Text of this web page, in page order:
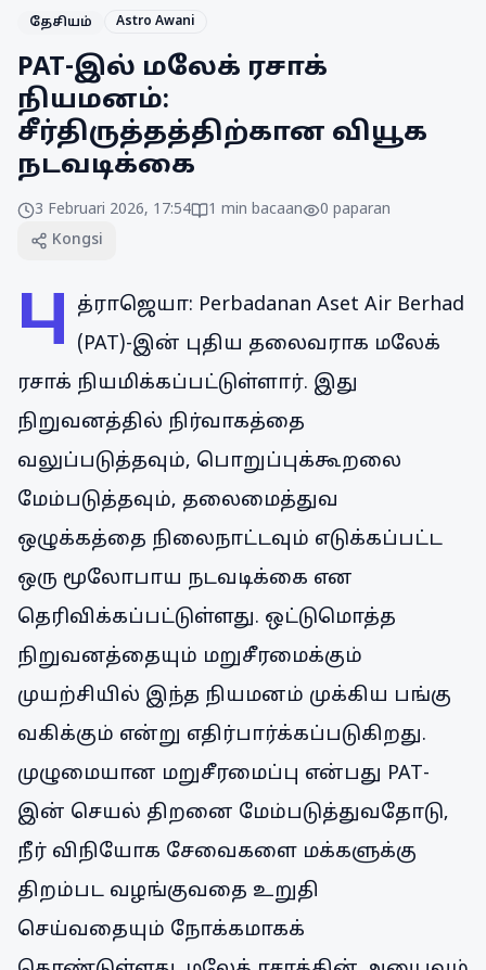
தேசியம் Astro Awani
PAT-இல் மலேக் ரசாக்
நியமனம்:
சீர்திருத்தத்திற்கான வியூக
நடவடிக்கை
3 Februari 2026, 17:54 1 min bacaan 0 paparan
Kongsi
பு த்ராஜெயா: Perbadanan Aset Air Berhad
(PAT)-இன் புதிய தலைவராக மலேக்
ரசாக் நியமிக்கப்பட்டுள்ளார். இது
நிறுவனத்தில் நிர்வாகத்தை
வலுப்படுத்தவும், பொறுப்புக்கூறலை
மேம்படுத்தவும், தலைமைத்துவ
ஒழுக்கத்தை நிலைநாட்டவும் எடுக்கப்பட்ட
ஒரு மூலோபாய நடவடிக்கை என
தெரிவிக்கப்பட்டுள்ளது. ஒட்டுமொத்த
நிறுவனத்தையும் மறுசீரமைக்கும்
முயற்சியில் இந்த நியமனம் முக்கிய பங்கு
வகிக்கும் என்று எதிர்பார்க்கப்படுகிறது.
முழுமையான மறுசீரமைப்பு என்பது PAT-
இன் செயல் திறனை மேம்படுத்துவதோடு,
நீர் விநியோக சேவைகளை மக்களுக்கு
திறம்பட வழங்குவதை உறுதி
செய்வதையும் நோக்கமாகக்